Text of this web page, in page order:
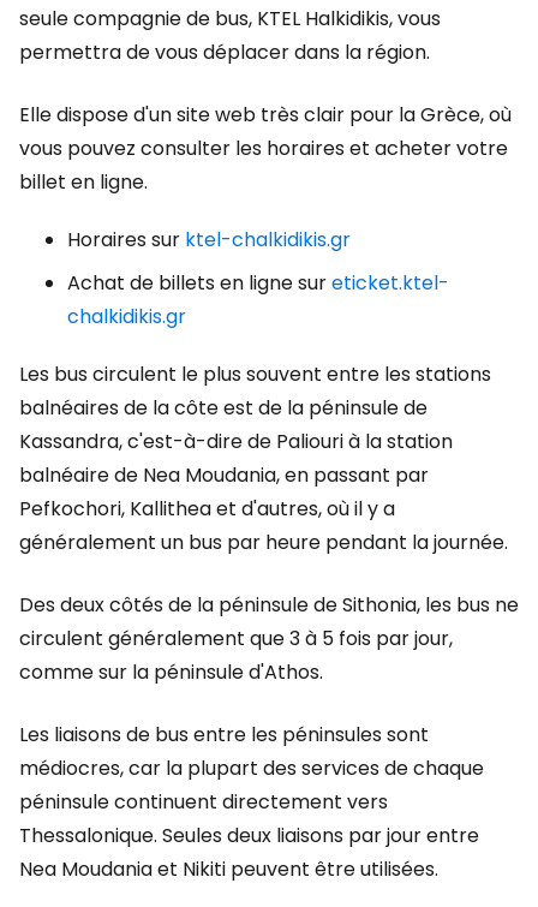
seule compagnie de bus, KTEL Halkidikis, vous
permettra de vous déplacer dans la région.
Elle dispose d'un site web très clair pour la Grèce, où
vous pouvez consulter les horaires et acheter votre
billet en ligne.
Horaires sur ktel-chalkidikis.gr
Achat de billets en ligne sureticket.ktel-
chalkidikis.gr
Les bus circulent le plus souvent entre les stations
balnéaires de la côte est de la péninsule de
Kassandra, c'est-à-dire de Paliouri à la station
balnéaire de Nea Moudania, en passant par
Pefkochori, Kallithea et d'autres, où il y a
généralement un bus par heure pendant la journée.
Des deux côtés de la péninsule de Sithonia, les bus ne
circulent généralement que 3 à 5 fois par jour,
comme sur la péninsule d'Athos.
Les liaisons de bus entre les péninsules sont
médiocres, car la plupart des services de chaque
péninsule continuent directement vers
Thessalonique. Seules deux liaisons par jour entre
Nea Moudania et Nikiti peuvent être utilisées.